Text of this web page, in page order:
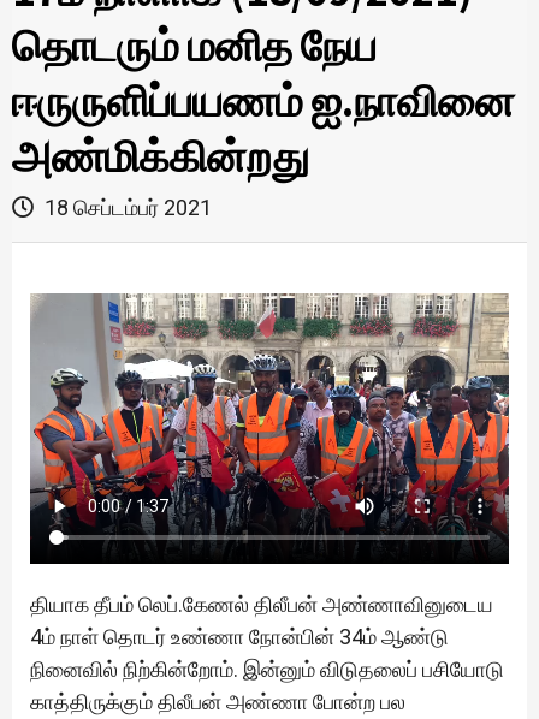
தொடரும் மனித நேய
ஈருருளிப்பயணம் ஐ.நாவினை
அண்மிக்கின்றது
18 செப்டம்பர் 2021
தியாக தீபம் லெப்.கேணல் திலீபன் அண்ணாவினுடைய
4ம் நாள் தொடர் உண்ணா நோன்பின் 34ம் ஆண்டு
நினைவில் நிற்கின்றோம். இன்னும் விடுதலைப் பசியோடு
காத்திருக்கும் திலீபன் அண்ணா போன்ற பல